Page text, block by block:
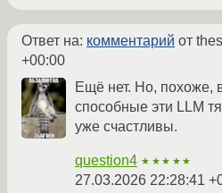
Ответ на: комментарий от
+00:00
Ещё нет. Но,
способные эти LLM
уже счастливы.
question4 ★★★★★
27.03.2026 22:28:41